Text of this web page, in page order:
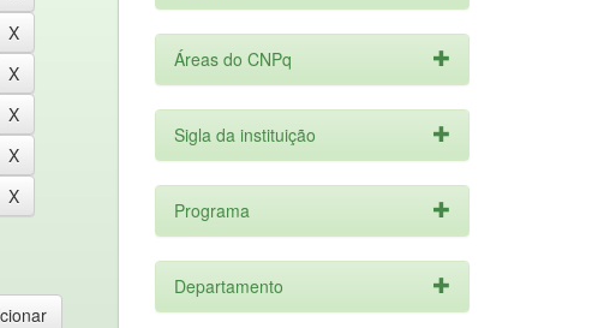
Áreas do CNPq
Sigla da instituição
Programa
Departamento